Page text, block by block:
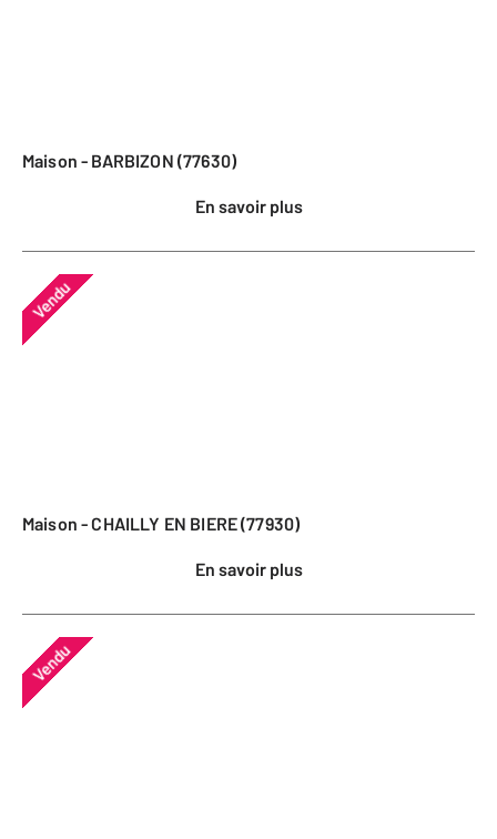
Maison - BARBIZON (77630)
En savoir plus
Vendu
Maison - CHAILLY EN BIERE (77930)
En savoir plus
Vendu